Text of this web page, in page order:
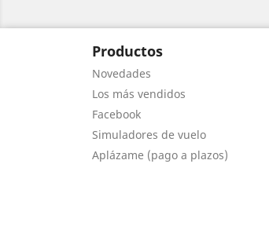
Productos
Novedades
Los más vendidos
Facebook
Simuladores de vuelo
Aplázame (pago a plazos)